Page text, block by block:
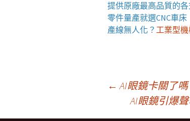
提供原廠最高品質的
零件量產就選CNC車床
產線無人化？ 工業型
← AI眼鏡卡關了
AI眼鏡引爆